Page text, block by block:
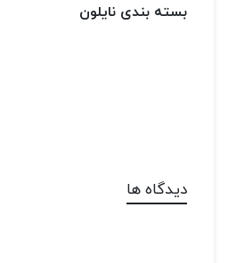
بسته بندی نایلون
دیدگاه ها